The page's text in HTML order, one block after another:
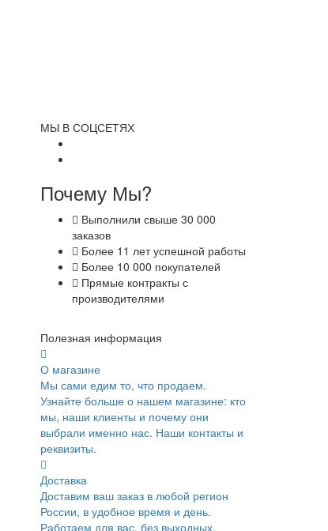
МЫ В СОЦСЕТЯХ
Почему Мы?
Выполнили свыше 30 000
заказов
Более 11 лет успешной работы
Более 10 000 покупателей
Прямые контракты с
производителями
Полезная информация
О магазине
Мы сами едим то, что продаем.
Узнайте больше о нашем магазине: кто
мы, наши клиенты и почему они
выбрали именно нас. Наши контакты и
реквизиты.
Доставка
Доставим ваш заказ в любой регион
России, в удобное время и день.
Работаем для вас, без выходных.